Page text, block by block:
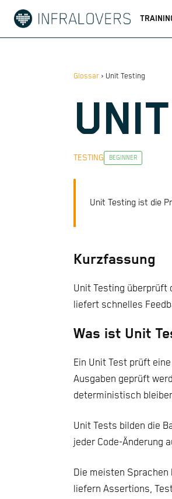
Glossar › Unit Testing
TESTING BEGINNER
Unit Testing ist die
Kurzfassung
Unit Testing überprüft
liefert schnelles
Was ist Unit
Ein Unit Test prüft
Ausgaben geprüft
deterministisch
Unit Tests bilden die
jeder Code-Änderung
Die meisten
liefern Assertions,